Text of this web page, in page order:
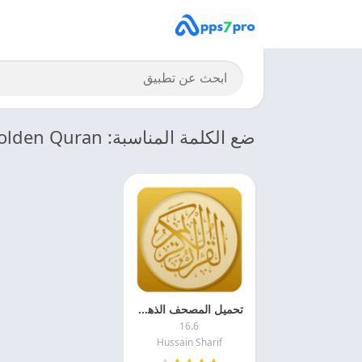
ضع الكلمة المناسبة: Golden Quran
تحميل المصحف الذهبي 2026 Golden Quran بدون اعلانات
16.6
Hussain Sharif